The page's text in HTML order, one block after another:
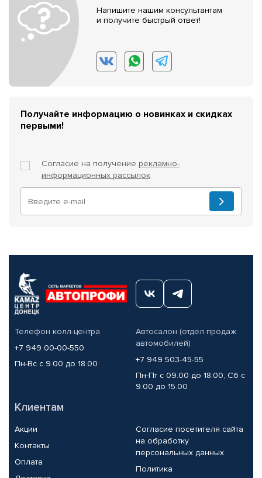
Напишите нашим консультантам
и получите быстрый ответ!
Получайте информацию о новинках и скидках
первыми!
Согласие на получение рекламно-
информационных рассылок
Телефон колл-центра
+7 949 00-00-550
Пн-Вс с 9.00 до 18.00
Автосалон (отдел продаж
автомобилей)
+7 949 503-45-55
Пн-Пт с 09.00 до 18.00, Сб с
9.00 до 15.00
Клиентам
Акции
Контакты
Оплата
Согласие посетителя сайта
на обработку
персональных данных
Политика